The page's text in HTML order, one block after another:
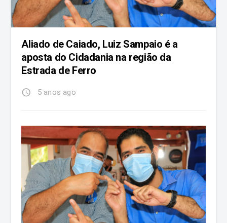
Aliado de Caiado, Luiz Sampaio é a
aposta do Cidadania na região da
Estrada de Ferro
access_time 5 anos ago